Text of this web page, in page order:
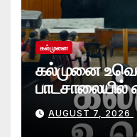
கல்முனை
கல்முனை
பாடசாலையில்
செயலமர்வு
AUGUST 7, 2026